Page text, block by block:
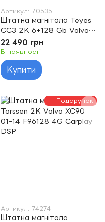
Артикул: 70535
Штатна магнітола Teyes
CC3 2K 6+128 Gb Volvo
XC60 I 1 2008-2013 9"
22 490 грн
В наявності
Купити
Подарунок
Артикул: 74274
Штатна магнітола